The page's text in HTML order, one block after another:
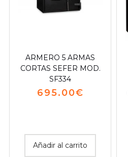
ARMERO 5 ARMAS
CORTAS SEFER MOD.
SF334
695.00€
Añadir al carrito